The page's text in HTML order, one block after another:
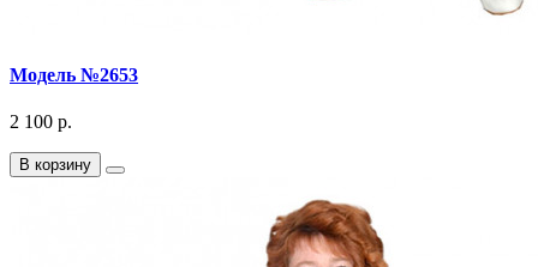
Модель №2653
2 100 р.
В корзину